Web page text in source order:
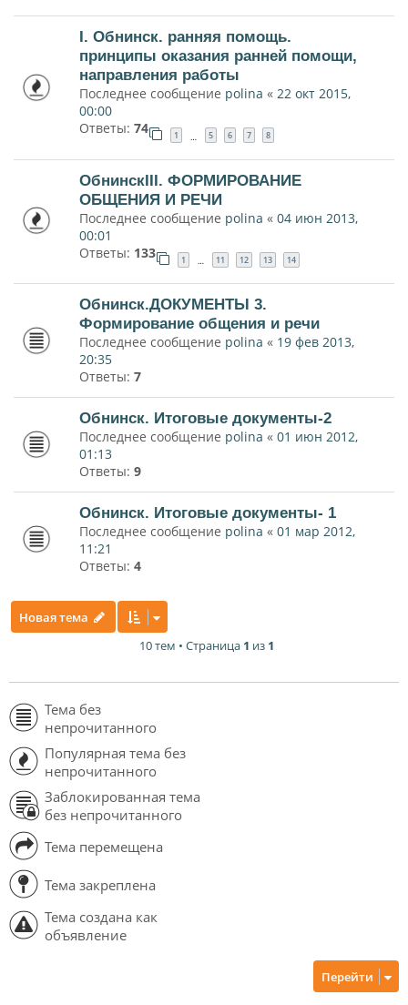
I. Обнинск. ранняя помощь.
принципы оказания ранней помощи,
направления работы
Последнее сообщение polina « 22 окт 2015,
00:00
Ответы: 74 1 5 6 7 8
ОбнинскIII. ФОРМИРОВАНИЕ
ОБЩЕНИЯ И РЕЧИ
Последнее сообщение polina « 04 июн 2013,
00:01
Ответы: 133 1 … 11 12 13 14
Обнинск.ДОКУМЕНТЫ 3.
Формирование общения и речи
Последнее сообщение polina « 19 фев 2013,
20:35
Ответы: 7
Обнинск. Итоговые документы-2
Последнее сообщение polina « 01 июн 2012,
01:13
Ответы: 9
Обнинск. Итоговые документы- 1
Последнее сообщение polina « 01 мар 2012,
11:21
Ответы: 4
Новая тема
10 тем • Страница 1 из 1
Тема без
непрочитанного
Популярная тема без
непрочитанного
Заблокированная тема
без непрочитанного
Тема перемещена
Тема закреплена
Тема создана как
объявление
Перейти